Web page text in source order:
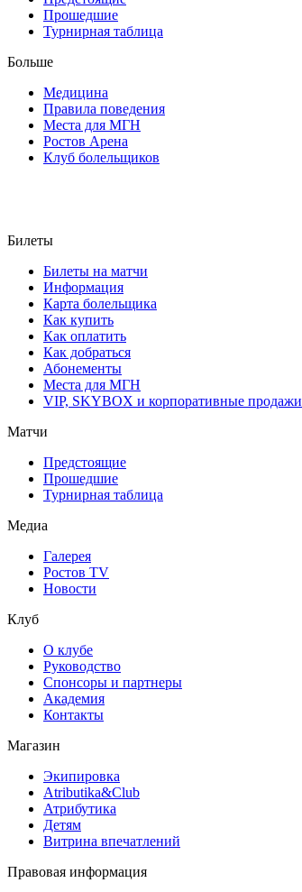
Прошедшие
Турнирная таблица
Больше
Медицина
Правила поведения
Места для МГН
Ростов Арена
Клуб болельщиков
Билеты
Билеты на матчи
Информация
Карта болельщика
Как купить
Как оплатить
Как добраться
Абонементы
Места для МГН
VIP, SKYBOX и корпоративные продажи
Матчи
Предстоящие
Прошедшие
Турнирная таблица
Медиа
Галерея
Ростов TV
Новости
Клуб
О клубе
Руководство
Спонсоры и партнеры
Академия
Контакты
Магазин
Экипировка
Atributika&Club
Атрибутика
Детям
Витрина впечатлений
Правовая информация